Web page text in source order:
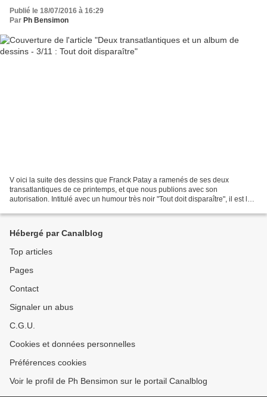
Publié le 18/07/2016 à 16:29
Par Ph Bensimon
V oici la suite des dessins que Franck Patay a ramenés de ses deux
transatlantiques de ce printemps, et que nous publions avec son
autorisation. Intitulé avec un humour très noir "Tout doit disparaître", il est le
Hébergé par Canalblog
Top articles
Pages
Contact
Signaler un abus
C.G.U.
Cookies et données personnelles
Préférences cookies
Voir le profil de Ph Bensimon sur le portail Canalblog